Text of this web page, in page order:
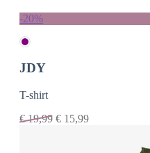
-20%
JDY
T-shirt
€19,99 € 15,99